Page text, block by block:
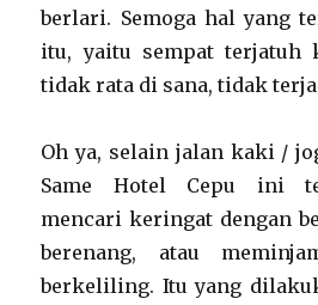
berlari. Semoga hal yang
itu, yaitu sempat terjatuh
tidak rata di sana, tidak
Oh ya, selain jalan kaki /
Same Hotel Cepu ini
mencari keringat dengan
berenang, atau
berkeliling. Itu yang